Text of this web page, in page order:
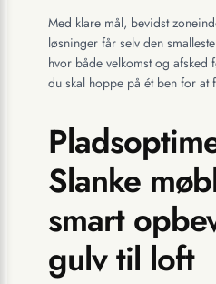
Med klare mål, bevidst
løsninger får selv den
hvor både velkomst og afsked
du skal hoppe på ét ben for at
Slanke
smart
gulv til loft